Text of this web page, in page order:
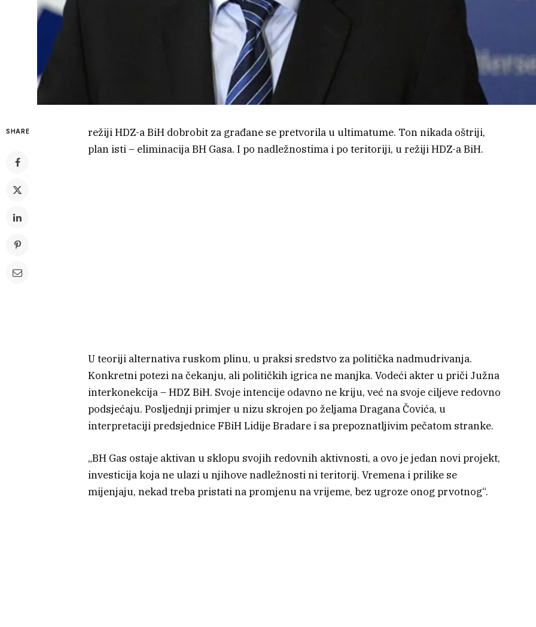
SHARE
režiji HDZ-a BiH dobrobit za građane se pretvorila u ultimatume. Ton nikada oštriji,
plan isti – eliminacija BH Gasa. I po nadležnostima i po teritoriji, u režiji HDZ-a BiH.
U teoriji alternativa ruskom plinu, u praksi sredstvo za politička nadmudrivanja.
Konkretni potezi na čekanju, ali političkih igrica ne manjka. Vodeći akter u priči Južna
interkonekcija – HDZ BiH. Svoje intencije odavno ne kriju, već na svoje ciljeve redovno
podsjećaju. Posljednji primjer u nizu skrojen po željama Dragana Čovića, u
interpretaciji predsjednice FBiH Lidije Bradare i sa prepoznatljivim pečatom stranke.
„BH Gas ostaje aktivan u sklopu svojih redovnih aktivnosti, a ovo je jedan novi projekt,
investicija koja ne ulazi u njihove nadležnosti ni teritorij. Vremena i prilike se
mijenjaju, nekad treba pristati na promjenu na vrijeme, bez ugroze onog prvotnog“.